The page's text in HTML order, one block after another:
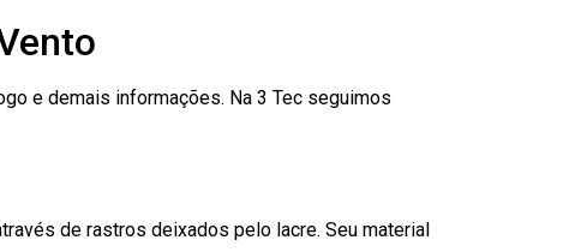
e demais informações. Na 3 Tec seguimos
de rastros deixados pelo lacre. Seu material